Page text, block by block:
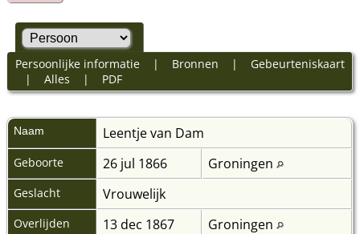
Persoonlijke informatie| Bronnen | Gebeurteniskaart
| Alles | PDF
Naam Leentjevan Dam
Geboorte 26 jul 1866 Groningen
Geslacht Vrouwelijk
Overlijden 13 dec 1867 Groningen